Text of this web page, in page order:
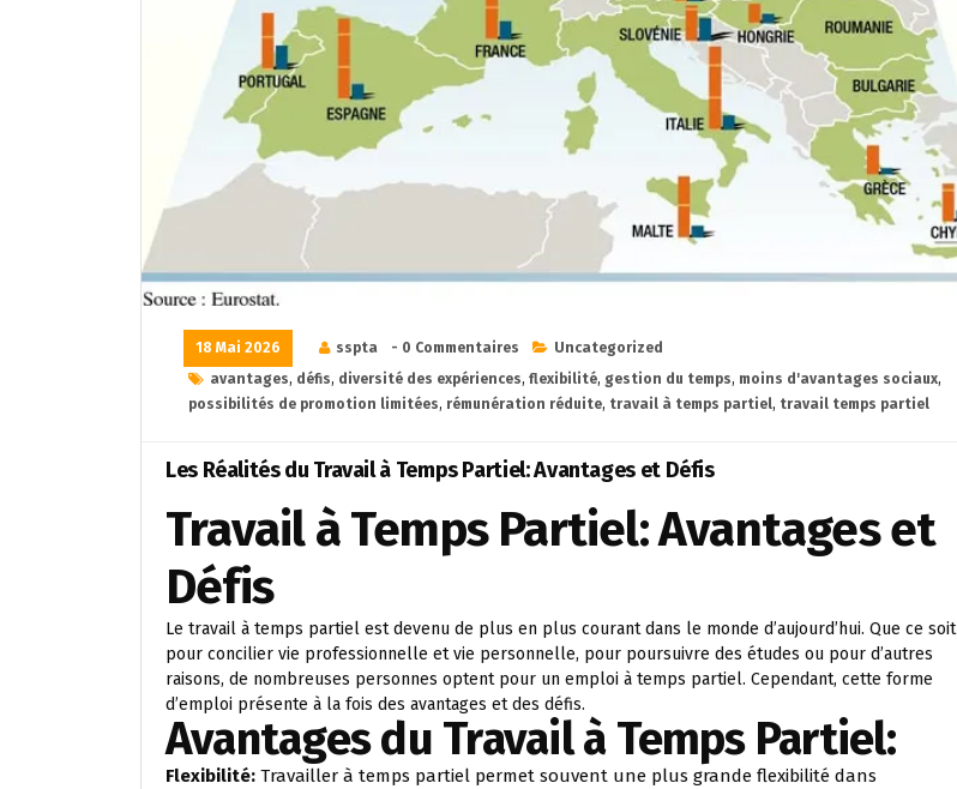
18 Mai 2026 sspta - 0 Commentaires
Uncategorized
avantages, défis, diversité des expériences, flexibilité, gestion du temps, moins d'avantages sociaux,
possibilités de promotion limitées, rémunération réduite, travail à temps partiel, travail temps partiel
Les Réalités du Travail à Temps Partiel: Avantages et Défis
Travail à Temps Partiel: Avantages et
Défis
Le travail à temps partiel est devenu de plus en plus courant dans le monde d’aujourd’hui. Que ce soit
pour concilier vie professionnelle et vie personnelle, pour poursuivre des études ou pour d’autres
raisons, de nombreuses personnes optent pour un emploi à temps partiel. Cependant, cette forme
d’emploi présente à la fois des avantages et des défis.
Avantages du Travail à Temps Partiel:
Flexibilité: Travailler à temps partiel permet souvent une plus grande flexibilité dans